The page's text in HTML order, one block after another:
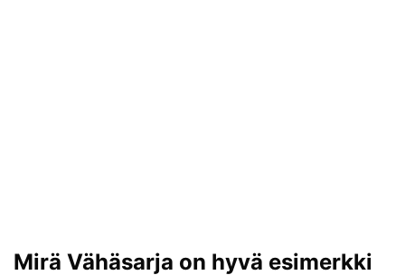
Mirä Vähäsarja on hyvä esimerkki